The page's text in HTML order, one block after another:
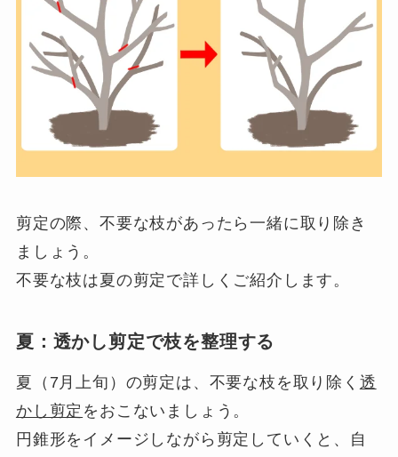
剪定の際、不要な枝があったら一緒に取り除き
ましょう。
不要な枝は夏の剪定で詳しくご紹介します。
夏：透かし剪定で枝を整理する
夏（7月上旬）の剪定は、不要な枝を取り除く 透
かし剪定 をおこないましょう。
円錐形をイメージしながら剪定していくと、自